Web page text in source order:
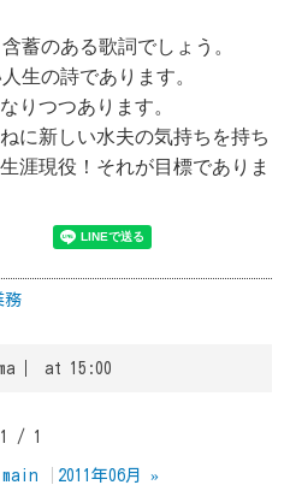
蓄のある歌詞でしょう。
生の詩であります。
りつつあります。
に新しい水夫の気持ちを持ち
涯現役！それが目標でありま
務
at 15:00
1 / 1
main 2011年06月 »